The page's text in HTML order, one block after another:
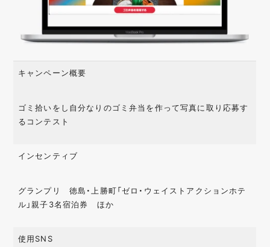
キャンペーン概要
ゴミ拾いをし自分なりのゴミ弁当を作って写真に取り応募す
るコンテスト
インセンティブ
グランプリ 徳島・上勝町「ゼロ・ウェイストアクションホテ
ル」親子3名宿泊券 ほか
使用SNS